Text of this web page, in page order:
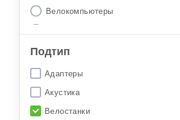
Велокомпьютеры
Велонасосы
Подтип
Адаптеры
Акустика
Велостанки